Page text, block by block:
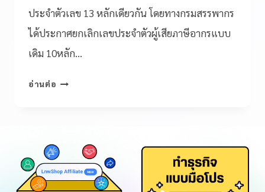
ประจำตัวเลข 13 หลักเดียวกัน โดยทางกรมสรรพากร
ได้ประกาศยกเลิกเลขประจำตัวผู้เสียภาษีอากรแบบ
เดิม 10หลัก…
อ่านต่อ